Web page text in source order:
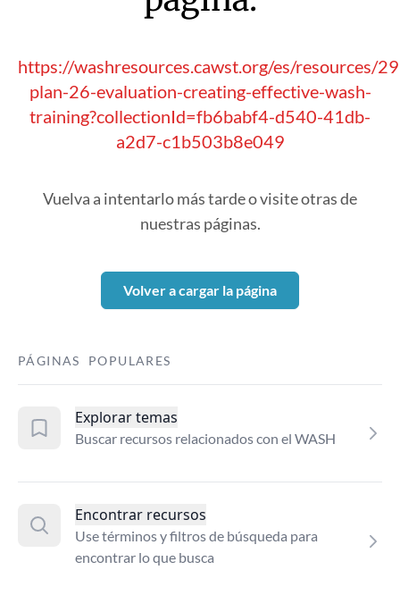
https://washresources.cawst.org/es/resources/
plan-26-evaluation-creating-effective-wash-
training?collectionId=fb6babf4-d540-41db-
a2d7-c1b503b8e049
Vuelva a intentarlo más tarde o visite otras de
nuestras páginas.
Volver a cargar la página
PÁGINAS POPULARES
Explorar temas
Buscar recursos relacionados con el WASH
Encontrar recursos
Use términos y filtros de búsqueda para
encontrar lo que busca